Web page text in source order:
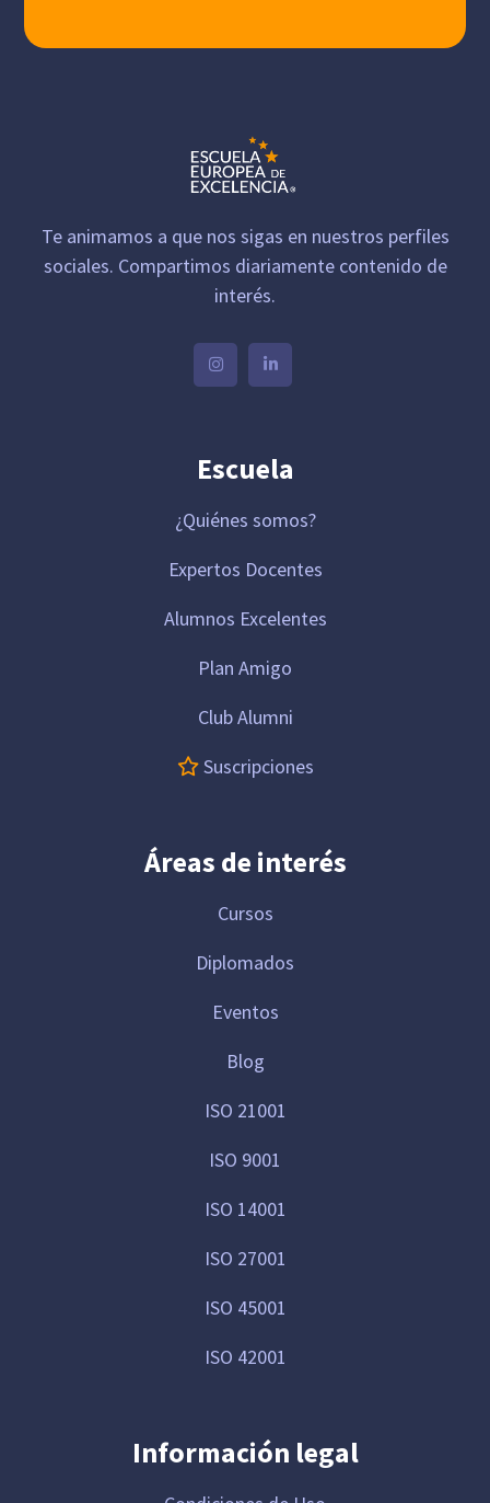
Te animamos a que nos sigas en nuestros perfiles
sociales. Compartimos diariamente contenido de
interés.
Escuela
¿Quiénes somos?
Expertos Docentes
Alumnos Excelentes
Plan Amigo
Club Alumni
Suscripciones
Áreas de interés
Cursos
Diplomados
Eventos
Blog
ISO 21001
ISO 9001
ISO 14001
ISO 27001
ISO 45001
ISO 42001
Información legal